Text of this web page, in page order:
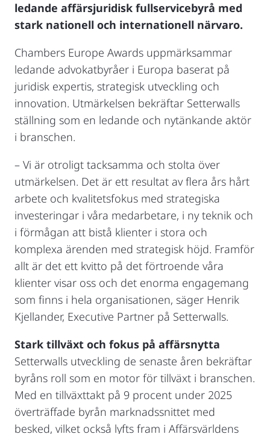
ledande affärsjuridisk fullservicebyrå med
stark nationell och internationell närvaro.
Chambers Europe Awards uppmärksammar
ledande advokatbyråer i Europa baserat på
juridisk expertis, strategisk utveckling och
innovation. Utmärkelsen bekräftar Setterwalls
ställning som en ledande och nytänkande aktör
i branschen.
– Vi är otroligt tacksamma och stolta över
utmärkelsen. Det är ett resultat av flera års hårt
arbete och kvalitetsfokus med strategiska
investeringar i våra medarbetare, i ny teknik och
i förmågan att bistå klienter i stora och
komplexa ärenden med strategisk höjd. Framför
allt är det ett kvitto på det förtroende våra
klienter visar oss och det enorma engagemang
som finns i hela organisationen, säger Henrik
Kjellander, Executive Partner på Setterwalls.
Stark tillväxt och fokus på affärsnytta
Setterwalls utveckling de senaste åren bekräftar
byråns roll som en motor för tillväxt i branschen.
Med en tillväxttakt på 9 procent under 2025
överträffade byrån marknadssnittet med
besked, vilket också lyfts fram i Affärsvärldens